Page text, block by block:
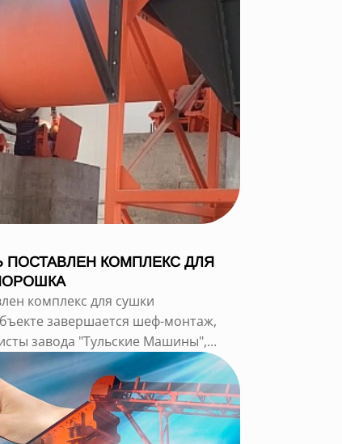
КОМПЛЕКС ДЛЯ
комплекс для сушки
завершается шеф-монтаж,
завода "Тульские Машины",...